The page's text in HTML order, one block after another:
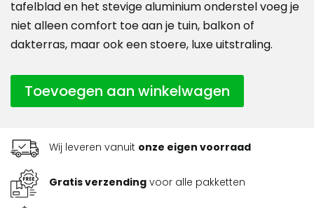
tafelblad en het stevige aluminium onderstel voeg je
niet alleen comfort toe aan je tuin, balkon of
dakterras, maar ook een stoere, luxe uitstraling.
Toevoegen aan winkelwagen
Wij leveren vanuit onze eigen voorraad
Gratis verzending voor alle pakketten